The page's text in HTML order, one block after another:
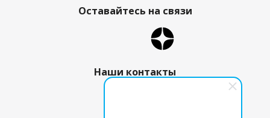
Оставайтесь на связи
Наши контакты